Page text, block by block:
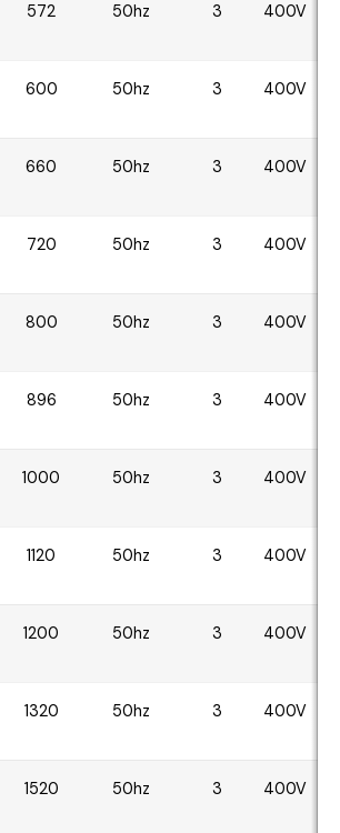
572 50hz 3 400V
600 50hz 3 400V
660 50hz 3 400V
720 50hz 3 400V
800 50hz 3 400V
896 50hz 3 400V
1000 50hz 3 400V
1120 50hz 3 400V
1200 50hz 3 400V
1320 50hz 3 400V
1520 50hz 3 400V